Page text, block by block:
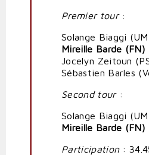
ridicule
Polit'producteur
(non
vérifié)
Premier tour :
Solange Biaggi
Mireille Barde
Jocelyn Zeitoun
Sébastien Barles
Second tour:
Solange Biaggi
Mireille Barde (FN)
Participation: